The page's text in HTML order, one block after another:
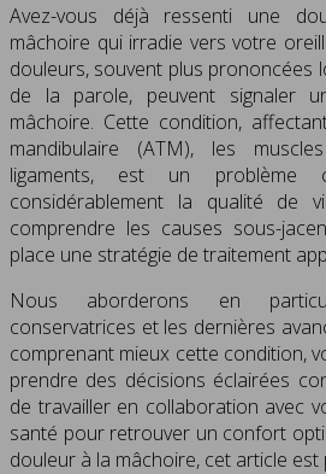
Avez-vous déjà ressenti une
mâchoire qui irradie vers votre
douleurs, souvent plus prononcées
de la parole, peuvent signaler
mâchoire. Cette condition,
mandibulaire (ATM), les
ligaments, est un problème
considérablement la qualité de
comprendre les causes sous-
place une stratégie de traitement
Nous aborderons en
conservatrices et les dernières
comprenant mieux cette condition,
prendre des décisions éclairées
de travailler en collaboration avec
santé pour retrouver un confort
douleur à la mâchoire, cet article est